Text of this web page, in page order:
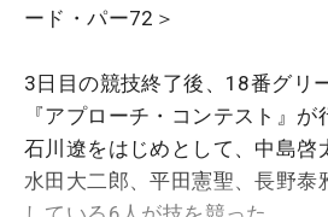
ード・パー72＞
3日目の競技終了後、18番グリ
『アプローチ・コンテスト』が
石川遼をはじめとして、中島啓
水田大二郎、平田憲聖、長野泰